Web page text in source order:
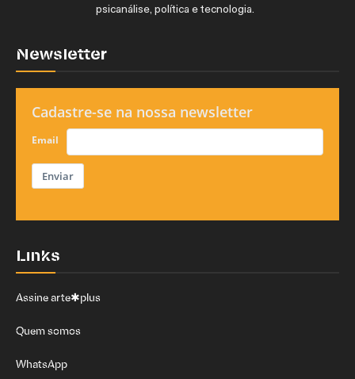
psicanálise, política e tecnologia.
Newsletter
Cadastre-se na nossa newsletter
Email
Enviar
Links
Assine arte✱plus
Quem somos
WhatsApp